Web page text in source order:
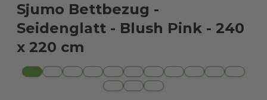
Sjumo Bettbezug -
Seidenglatt - Blush Pink - 240
x 220 cm